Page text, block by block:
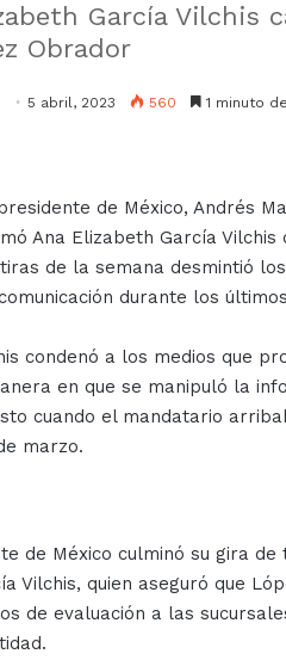
García Vilchis
Obrador
5 abril, 2023 560 1 minuto
de México, Andrés
Ana Elizabeth García
de la semana desmintió
durante los
condenó a los medios que
en que se manipuló la
cuando el mandatario
marzo.
de México culminó su gira
Vilchis, quien aseguró que
de evaluación a las